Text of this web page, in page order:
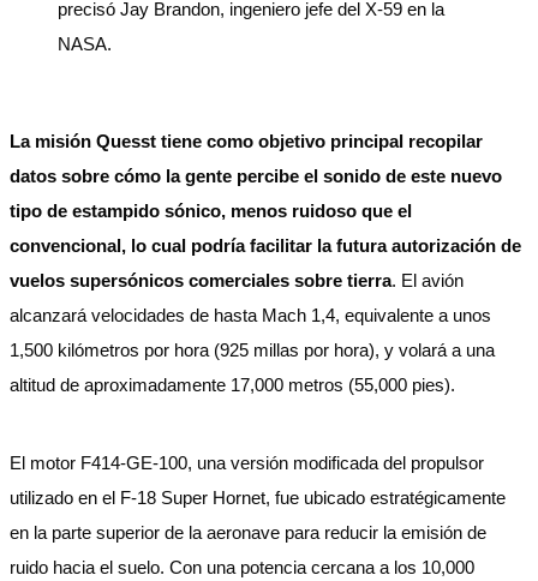
precisó Jay Brandon, ingeniero jefe del X-59 en la
NASA.
La misión Quesst tiene como objetivo principal recopilar
datos sobre cómo la gente percibe el sonido de este nuevo
tipo de estampido sónico, menos ruidoso que el
convencional, lo cual podría facilitar la futura autorización de
vuelos supersónicos comerciales sobre tierra. El avión
alcanzará velocidades de hasta Mach 1,4, equivalente a unos
1,500 kilómetros por hora (925 millas por hora), y volará a una
altitud de aproximadamente 17,000 metros (55,000 pies).
El motor F414-GE-100, una versión modificada del propulsor
utilizado en el F-18 Super Hornet, fue ubicado estratégicamente
en la parte superior de la aeronave para reducir la emisión de
ruido hacia el suelo. Con una potencia cercana a los 10,000